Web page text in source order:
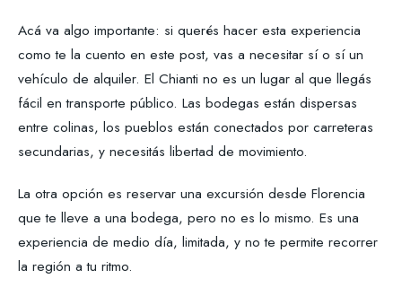
Acá va algo importante: si querés hacer esta experiencia
como te la cuento en este post, vas a necesitar sí o sí un
vehículo de alquiler. El Chianti no es un lugar al que llegás
fácil en transporte público. Las bodegas están dispersas
entre colinas, los pueblos están conectados por carreteras
secundarias, y necesitás libertad de movimiento.
La otra opción es reservar una excursión desde Florencia
que te lleve a una bodega, pero no es lo mismo. Es una
experiencia de medio día, limitada, y no te permite recorrer
la región a tu ritmo.